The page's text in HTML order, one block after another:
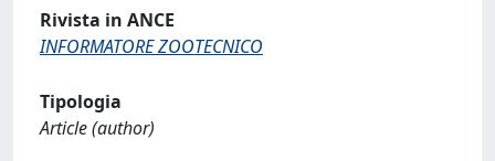
Rivista in ANCE
INFORMATORE ZOOTECNICO
Tipologia
Article (author)